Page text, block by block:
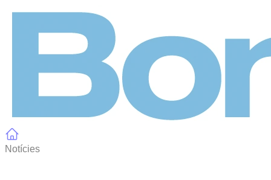
Notícies